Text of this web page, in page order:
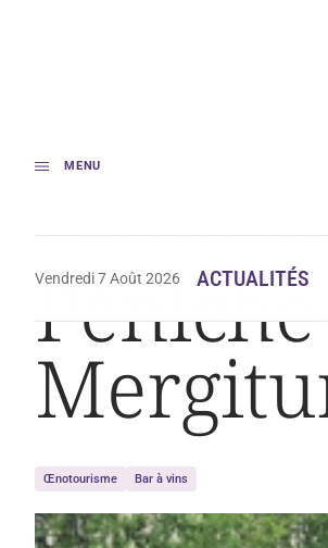
MENU
Vendredi 7 Août 2026 ACTUALITÉS
Accueil Péniche le Marcounet : Fluctuat Nec
Œnotourisme Bar à vins